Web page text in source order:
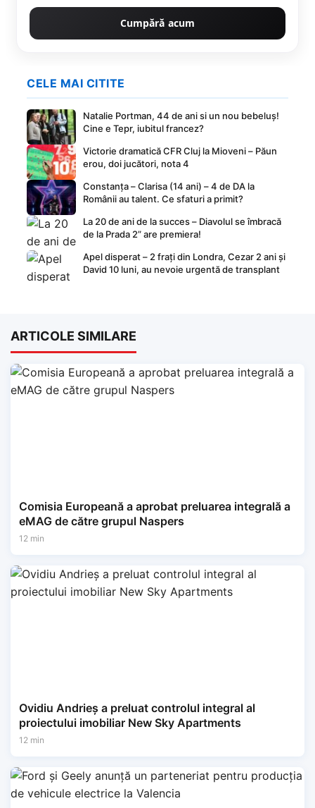
Cumpără acum
CELE MAI CITITE
Natalie Portman, 44 de ani si un nou bebeluș!
Cine e Tepr, iubitul francez?
Victorie dramatică CFR Cluj la Mioveni – Păun
erou, doi jucători, nota 4
Constanța – Clarisa (14 ani) – 4 de DA la
Românii au talent. Ce sfaturi a primit?
La 20 de ani de la succes – Diavolul se îmbracă
de la Prada 2” are premiera!
Apel disperat – 2 frați din Londra, Cezar 2 ani și
David 10 luni, au nevoie urgentă de transplant
ARTICOLE SIMILARE
Comisia Europeană a aprobat preluarea integrală a
eMAG de către grupul Naspers
12 min
Ovidiu Andrieș a preluat controlul integral al
proiectului imobiliar New Sky Apartments
12 min